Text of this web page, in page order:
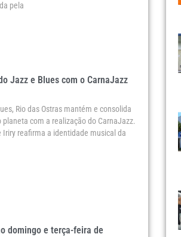
pela
Jazz e Blues com o CarnaJazz
Rio das Ostras mantém e consolida
com a realização do CarnaJazz.
reafirma a identidade musical da
domingo e terça-feira de